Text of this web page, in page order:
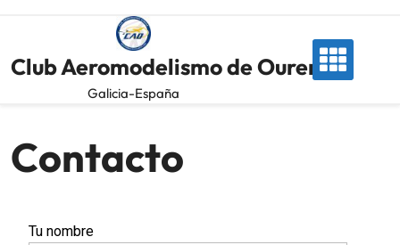
Club Aeromodelismo de Ourense
Galicia-España
Contacto
Tu nombre